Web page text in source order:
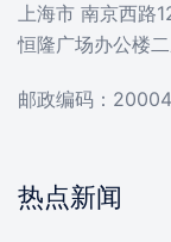
上海市 南京西路
恒隆广场办公楼
邮政编码：
热点新闻